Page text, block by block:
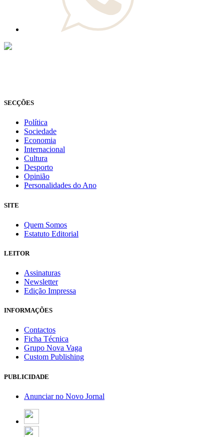
SECÇÕES
Política
Sociedade
Economia
Internacional
Cultura
Desporto
Opinião
Personalidades do Ano
SITE
Quem Somos
Estatuto Editorial
LEITOR
Assinaturas
Newsletter
Edição Impressa
INFORMAÇÕES
Contactos
Ficha Técnica
Grupo Nova Vaga
Custom Publishing
PUBLICIDADE
Anunciar no Novo Jornal